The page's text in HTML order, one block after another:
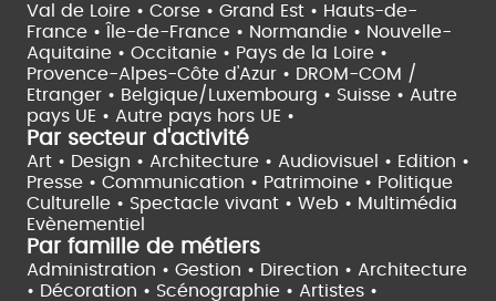
Val de Loire • Corse • Grand Est • Hauts-de-
France •
Île-de-France • Normandie • Nouvelle-
Aquitaine • Occitanie • Pays de la Loire •
Provence-Alpes-Côte d'Azur • DROM-COM /
Etranger • Belgique/Luxembourg • Suisse • Autre
pays UE • Autre pays hors UE •
Par secteur d'activité
Art • Design • Architecture • Audiovisuel • Edition •
Presse • Communication • Patrimoine • Politique
Culturelle • Spectacle vivant • Web • Multimédia
Evènementiel
Par famille de métiers
Administration • Gestion • Direction • Architecture
• Décoration • Scénographie • Artistes •